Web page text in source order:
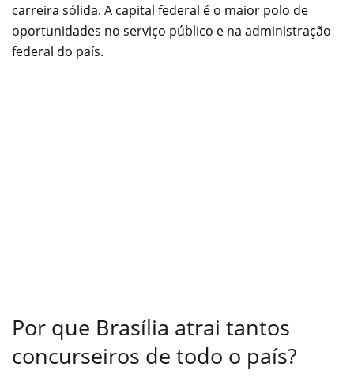
carreira sólida. A capital federal é o maior polo de
oportunidades no serviço público e na administração
federal do país.
Por que Brasília atrai tantos
concurseiros de todo o país?